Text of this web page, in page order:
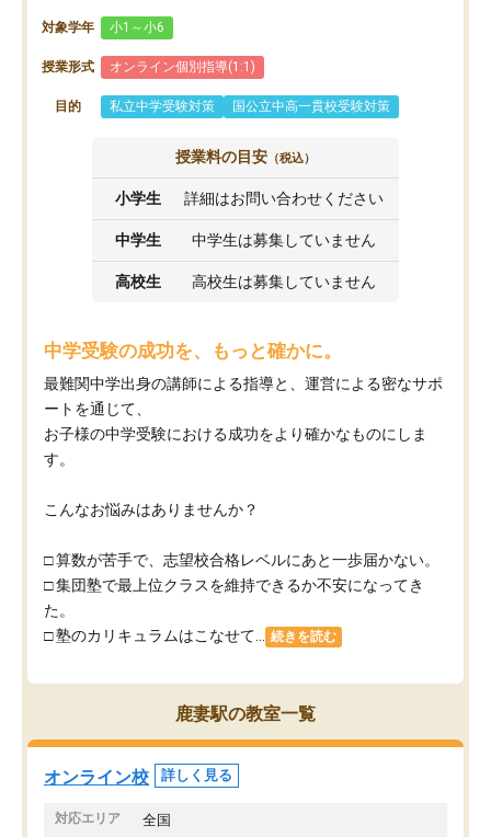
対象学年 小1～小6
授業形式 オンライン個別指導(1:1)
目的 私立中学受験対策 国公立中高一貫校受験対策
授業料の目安 （税込）
小学生 詳細はお問い合わせください
中学生 中学生は募集していません
高校生 高校生は募集していません
中学受験の成功を、もっと確かに。
最難関中学出身の講師による指導と、運営による密なサポ
ートを通じて、
お子様の中学受験における成功をより確かなものにしま
す。
こんなお悩みはありませんか？
□ 算数が苦手で、志望校合格レベルにあと一歩届かない。
□ 集団塾で最上位クラスを維持できるか不安になってき
た。
□ 塾のカリキュラムはこなせて...
続きを読む
鹿妻駅の教室一覧
オンライン校 詳しく見る
対応エリア 全国